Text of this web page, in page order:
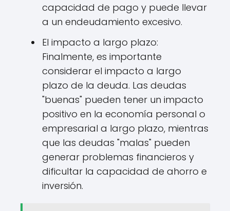
capacidad de pago y puede llevar
a un endeudamiento excesivo.
El impacto a largo plazo:
Finalmente, es importante
considerar el impacto a largo
plazo de la deuda. Las deudas
"buenas" pueden tener un impacto
positivo en la economía personal o
empresarial a largo plazo, mientras
que las deudas "malas" pueden
generar problemas financieros y
dificultar la capacidad de ahorro e
inversión.